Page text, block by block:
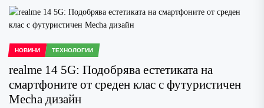
НОВИНИ ТЕХНОЛОГИИ
realme 14 5G: Подобрявa естетиката на
смартфоните от среден клас с футуристичен
Mecha дизайн